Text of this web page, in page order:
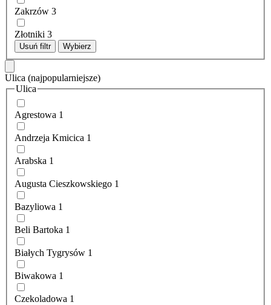
Zakrzów 3
Złotniki 3
Usuń filtr Wybierz
Ulica (najpopularniejsze)
Ulica
Agrestowa 1
Andrzeja Kmicica 1
Arabska 1
Augusta Cieszkowskiego 1
Bazyliowa 1
Beli Bartoka 1
Białych Tygrysów 1
Biwakowa 1
Czekoladowa 1